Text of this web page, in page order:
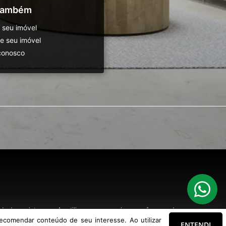
imóvel
seu imóvel
de seu interesse. Ao utilizar nossos serviços, você concorda com nossa
conteúdo de seu interesse. Ao utilizar